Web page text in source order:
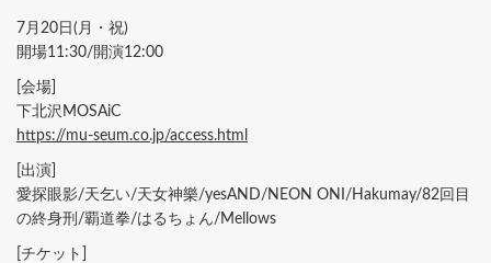
7月20日(月・祝)
開場11:30/開演12:00
[会場]
下北沢MOSAiC
https://mu-seum.co.jp/access.html
[出演]
愛探眼影/天乞い/天女神樂/yesAND/NEON ONI/Hakumay/82回目
の終身刑/覇道拳/はるちょん/Mellows
[チケット]